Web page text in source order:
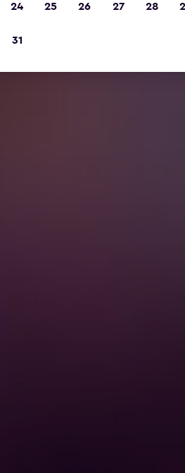
24 25 26 27 28
31